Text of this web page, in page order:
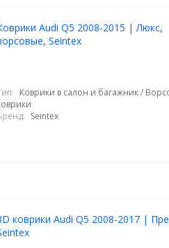
Audi Q5 2008-2015 | Люкс,
Seintex
Коврики в салон и багажник /
Seintex
коврики Audi Q5 2008-2017 |